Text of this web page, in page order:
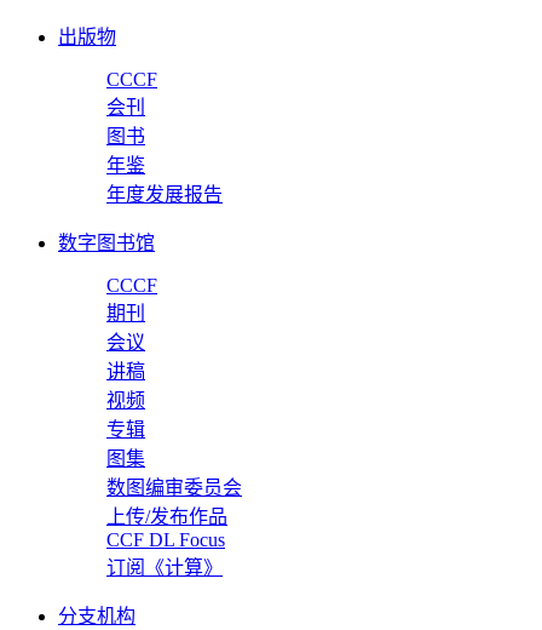
出版物
CCCF
会刊
图书
年鉴
年度发展报告
数字图书馆
CCCF
期刊
会议
讲稿
视频
专辑
图集
数图编审委员会
上传/发布作品
CCF DL Focus
订阅《计算》
分支机构